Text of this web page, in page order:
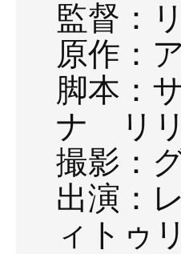
監督：
原作：
脚本：
ナ リ
撮影：
出演：
ィトゥ